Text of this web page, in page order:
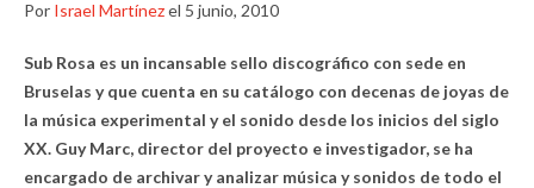
Por Israel Martínezel 5 junio, 2010
Sub Rosa es un incansable sello discográfico con sede en
Bruselas y que cuenta en su catálogo con decenas de joyas de
la música experimental y el sonido desde los inicios del siglo
XX. Guy Marc, director del proyecto e investigador, se ha
encargado de archivar y analizar música y sonidos de todo el